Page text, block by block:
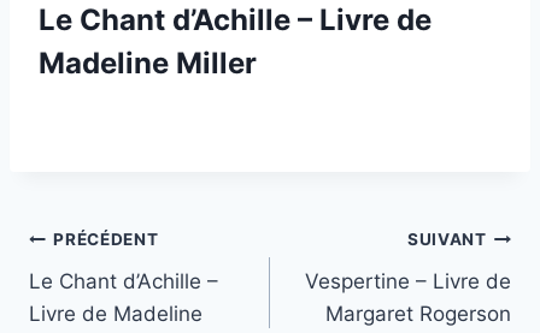
Le Chant d’Achille – Livre de
Madeline Miller
Navigation
de
PRÉCÉDENT
Le Chant d’Achille –
Livre de Madeline
SUIVANT
Vespertine – Livre de
Margaret Rogerson